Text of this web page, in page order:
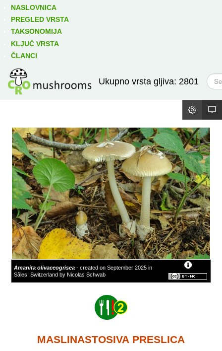
NASLOVNICA
PREGLED VRSTA
TAKSONOMIJA
KLJUČ VRSTA
ČLANCI
Ukupno vrsta gljiva: 2801
T
r
ž
Amanita olivaceogrisea - created on September 2025 in
Sâles, Switzerland by Nicolas Schwab
MASLINASTOSIVA PRESLICA
Izravno podređene niže takse: